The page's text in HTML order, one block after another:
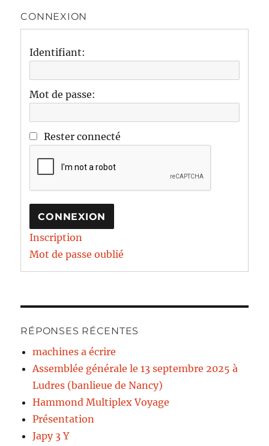
CONNEXION
Identifiant:
Mot de passe:
Rester connecté
CONNEXION
Inscription
Mot de passe oublié
RÉPONSES RÉCENTES
machines a écrire
Assemblée générale le 13 septembre 2025 à
Ludres (banlieue de Nancy)
Hammond Multiplex Voyage
Présentation
Japy 3 Y